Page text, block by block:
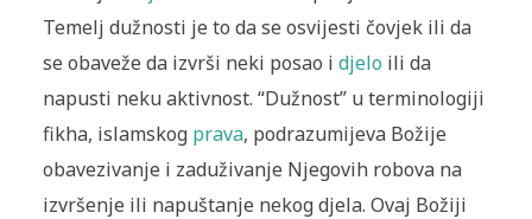
Temelj dužnosti je to da se osvijesti čovjek ili da
se obaveže da izvrši neki posao i djelo ili da
napusti neku aktivnost. “Dužnost” u terminologiji
fikha, islamskog prava, podrazumijeva Božije
obavezivanje i zaduživanje Njegovih robova na
izvršenje ili napuštanje nekog djela. Ovaj Božiji